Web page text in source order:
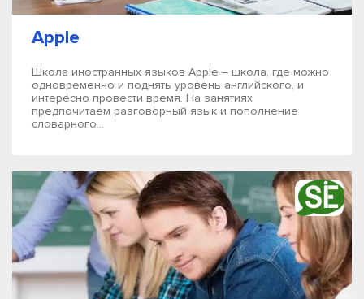
Apple
Школа иностранных языков Apple – школа, где можно
одновременно и поднять уровень английского, и
интересно провести время. На занятиях
предпочитаем разговорный язык и пополнение
словарного...